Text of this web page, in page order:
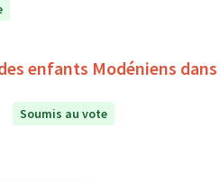
enfants Modéniens
Soumis au vote